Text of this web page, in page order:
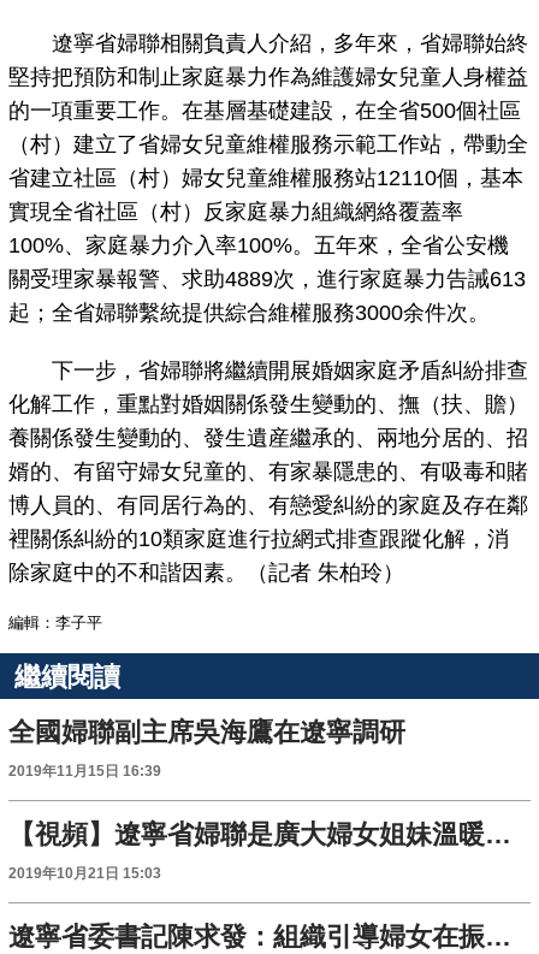
遼寧省婦聯相關負責人介紹，多年來，省婦聯始終
堅持把預防和制止家庭暴力作為維護婦女兒童人身權益
的一項重要工作。在基層基礎建設，在全省500個社區
（村）建立了省婦女兒童維權服務示範工作站，帶動全
省建立社區（村）婦女兒童維權服務站12110個，基本
實現全省社區（村）反家庭暴力組織網絡覆蓋率
100%、家庭暴力介入率100%。五年來，全省公安機
關受理家暴報警、求助4889次，進行家庭暴力告誡613
起；全省婦聯繫統提供綜合維權服務3000余件次。
下一步，省婦聯將繼續開展婚姻家庭矛盾糾紛排查
化解工作，重點對婚姻關係發生變動的、撫（扶、贍）
養關係發生變動的、發生遺産繼承的、兩地分居的、招
婿的、有留守婦女兒童的、有家暴隱患的、有吸毒和賭
博人員的、有同居行為的、有戀愛糾紛的家庭及存在鄰
裡關係糾紛的10類家庭進行拉網式排查跟蹤化解，消
除家庭中的不和諧因素。（記者 朱柏玲）
編輯：李子平
繼續閱讀
全國婦聯副主席吳海鷹在遼寧調研
2019年11月15日 16:39
【視頻】遼寧省婦聯是廣大婦女姐妹溫暖的“家”
2019年10月21日 15:03
遼寧省委書記陳求發：組織引導婦女在振興發展中發揮更大作用